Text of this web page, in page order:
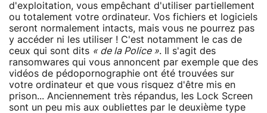
d'exploitation, vous empêchant d'utiliser partiellement
ou totalement votre ordinateur. Vos fichiers et logiciels
seront normalement intacts, mais vous ne pourrez pas
y accéder ni les utiliser ! C'est notamment le cas de
ceux qui sont dits « de la Police ». Il s'agit des
ransomwares qui vous annoncent par exemple que des
vidéos de pédopornographie ont été trouvées sur
votre ordinateur et que vous risquez d'être mis en
prison... Anciennement très répandus, les Lock Screen
sont un peu mis aux oubliettes par le deuxième type